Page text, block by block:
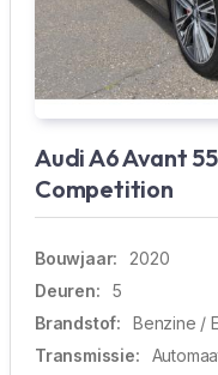
Audi A6 Avant
Competition
Bouwjaar:
2020
Deuren:
5
Brandstof:
Benzine /
Transmissie: